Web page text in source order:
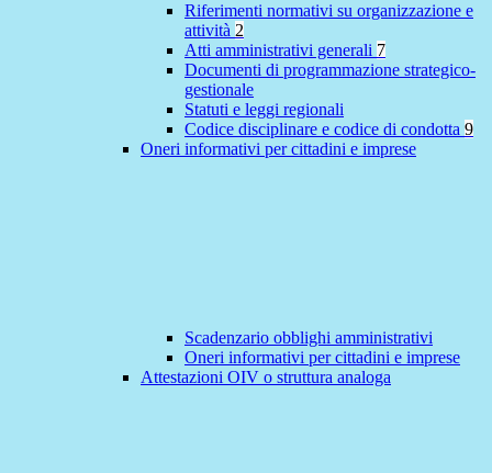
Riferimenti normativi su organizzazione e
attività 2
Atti amministrativi generali 7
Documenti di programmazione strategico-
gestionale
Statuti e leggi regionali
Codice disciplinare e codice di condotta 9
Oneri informativi per cittadini e imprese
Scadenzario obblighi amministrativi
Oneri informativi per cittadini e imprese
Attestazioni OIV o struttura analoga